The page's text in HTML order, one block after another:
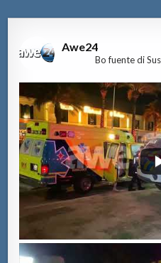
Awe24
Bo fuente di